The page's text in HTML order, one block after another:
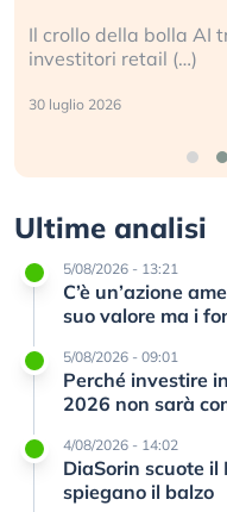
Il crollo della bolla AI
investitori retail (…)
30 luglio 2026
Ultime analisi
5/08/2026 - 13:21
C’è un’azione
suo valore ma i
5/08/2026 - 09:01
Perché investire
2026 non sarà
4/08/2026 - 14:02
DiaSorin scuote il
spiegano il balzo